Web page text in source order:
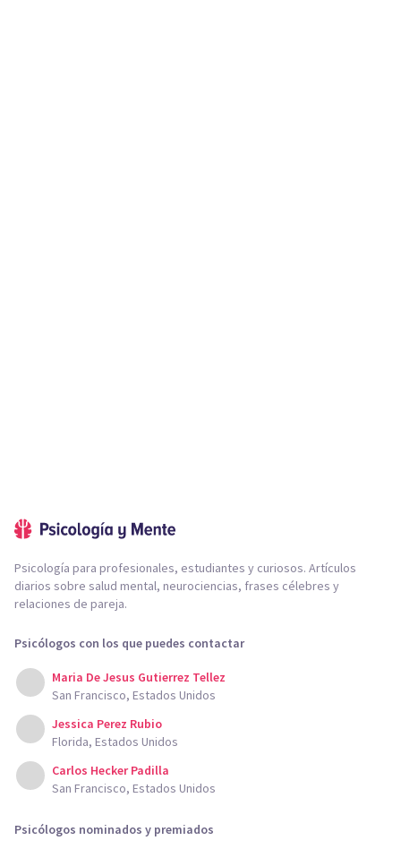
Psicología para profesionales, estudiantes y curiosos. Artículos
diarios sobre salud mental, neurociencias, frases célebres y
relaciones de pareja.
Psicólogos con los que puedes contactar
Maria De Jesus Gutierrez Tellez
San Francisco, Estados Unidos
Jessica Perez Rubio
Florida, Estados Unidos
Carlos Hecker Padilla
San Francisco, Estados Unidos
Psicólogos nominados y premiados